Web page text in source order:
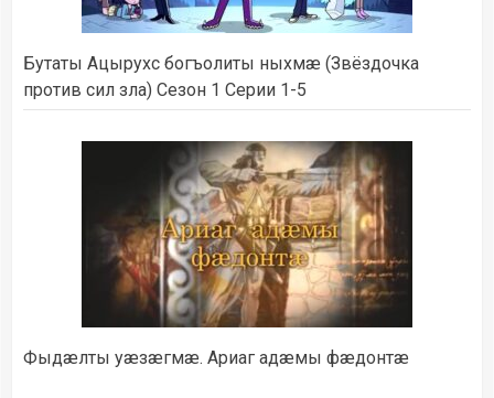
Бутаты Ацырухс богъолиты ныхмæ (Звёздочка
против сил зла) Сезон 1 Серии 1-5
Фыдæлты уæзæгмæ. Ариаг адæмы фæдонтæ